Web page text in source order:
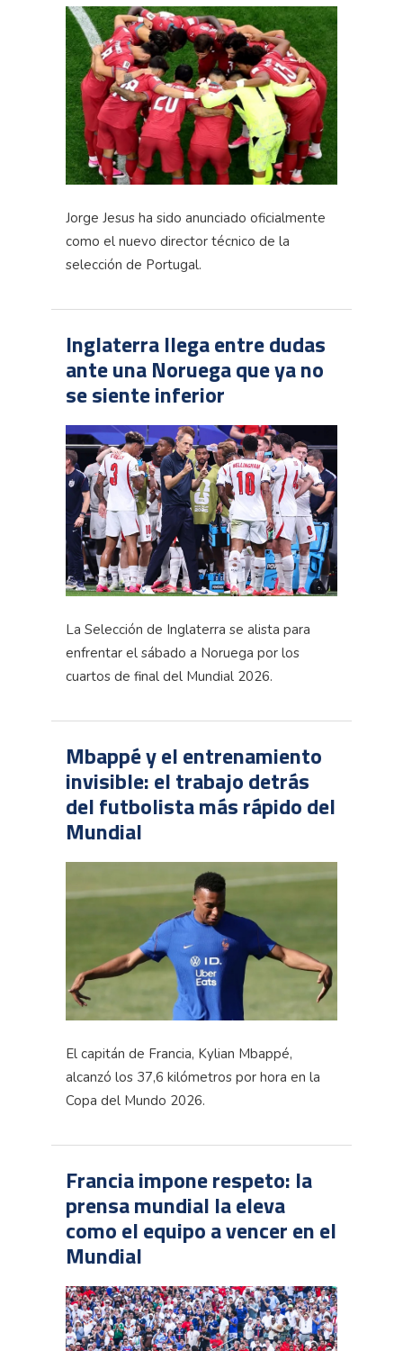
Jorge Jesus ha sido anunciado oficialmente
como el nuevo director técnico de la
selección de Portugal.
Inglaterra llega entre dudas
ante una Noruega que ya no
se siente inferior
La Selección de Inglaterra se alista para
enfrentar el sábado a Noruega por los
cuartos de final del Mundial 2026.
Mbappé y el entrenamiento
invisible: el trabajo detrás
del futbolista más rápido del
Mundial
El capitán de Francia, Kylian Mbappé,
alcanzó los 37,6 kilómetros por hora en la
Copa del Mundo 2026.
Francia impone respeto: la
prensa mundial la eleva
como el equipo a vencer en el
Mundial